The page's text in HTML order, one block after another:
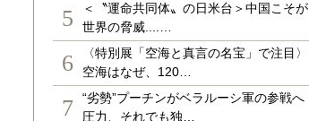
5
＜〝運命共同体〟の日米台＞中国こそが
世界の脅威....…
6
〈特別展「空海と真言の名宝」で注目〉
空海はなぜ、120…
7
“劣勢”プーチンがベラルーシ軍の参戦へ
圧力、それでも独…